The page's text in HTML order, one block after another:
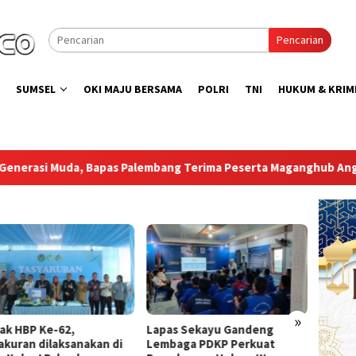
Pencarian
SUMSEL OKI MAJU BERSAMA POLRI TNI HUKUM &
Terima Peserta Maganghub Angkatan 2 batch 1 Tahun
»
Sekayu Gandeng
PDKP Perkuat
Direktur indodaily.co Hadiri
Peresmian SAE di Rutan Kelas